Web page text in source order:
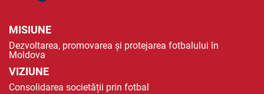
MISIUNE
Dezvoltarea, promovarea și protejarea fotbalului în
Moldova
VIZIUNE
Consolidarea societății prin fotbal